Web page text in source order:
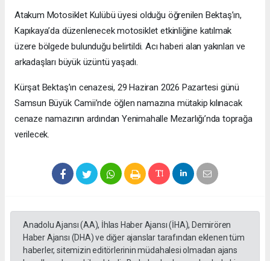
Atakum Motosiklet Kulübü üyesi olduğu öğrenilen Bektaş’ın,
Kapıkaya’da düzenlenecek motosiklet etkinliğine katılmak
üzere bölgede bulunduğu belirtildi. Acı haberi alan yakınları ve
arkadaşları büyük üzüntü yaşadı.
Kürşat Bektaş’ın cenazesi, 29 Haziran 2026 Pazartesi günü
Samsun Büyük Camii’nde öğlen namazına mütakip kılınacak
cenaze namazının ardından Yenimahalle Mezarlığı’nda toprağa
verilecek.
Anadolu Ajansı (AA), İhlas Haber Ajansı (İHA), Demirören
Haber Ajansı (DHA) ve diğer ajanslar tarafından eklenen tüm
haberler, sitemizin editörlerinin müdahalesi olmadan ajans